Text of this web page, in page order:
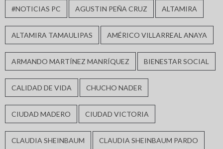
#NOTICIAS PC AGUSTIN PEÑA CRUZ ALTAMIRA
ALTAMIRA TAMAULIPAS AMÉRICO VILLARREAL ANAYA
ARMANDO MARTÍNEZ MANRÍQUEZ BIENESTAR SOCIAL
CALIDAD DE VIDA CHUCHO NADER
CIUDAD MADERO CIUDAD VICTORIA
CLAUDIA SHEINBAUM CLAUDIA SHEINBAUM PARDO